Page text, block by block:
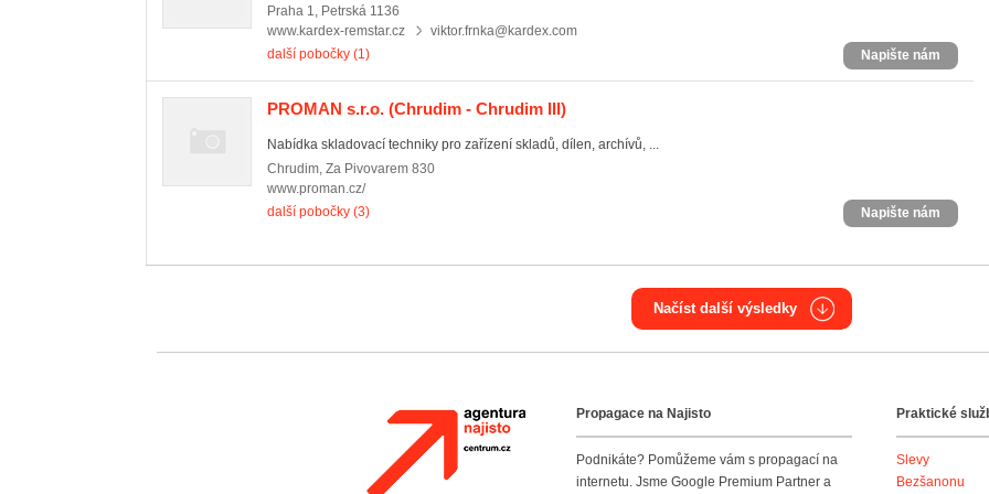
Praha 1, Petrská 1136
www.kardex-remstar.cz
viktor.frnka@kardex.com
další pobočky (1)
Napište nám
PROMAN s.r.o. (Chrudim - Chrudim III)
Nabídka skladovací techniky pro zařízení skladů, dílen, archívů, ...
Chrudim, Za Pivovarem 830
www.proman.cz/
další pobočky (3)
Napište nám
Načíst další výsledky
Agentura NajistoPropagace na Najisto
Podnikáte? Pomůžeme vám s propagací na
internetu. Jsme Google Premium Partner a
Praktické
Slevy
Bezšanonu